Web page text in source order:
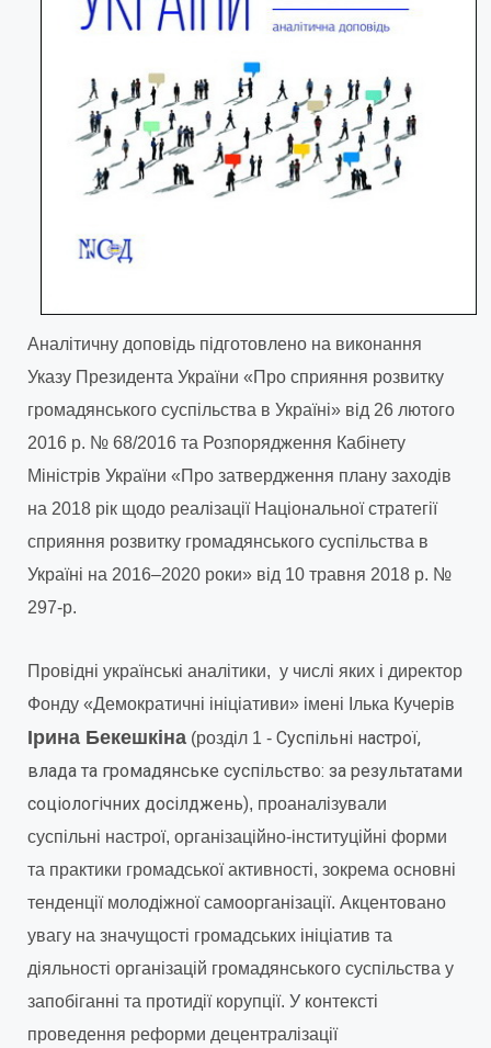
Аналітичну доповідь підготовлено на виконання
Указу Президента України «Про сприяння розвитку
громадянського суспільства в Україні» від 26 лютого
2016 р. № 68/2016 та Розпорядження Кабінету
Міністрів України «Про затвердження плану заходів
на 2018 рік щодо реалізації Національної стратегії
сприяння розвитку громадянського суспільства в
Україні на 2016–2020 роки» від 10 травня 2018 р. №
297-р.
Провідні українські аналітики, у числі яких і директор
Фонду «Демократичні ініціативи» імені Ілька Кучерів
Ірина Бекешкіна (розділ 1 - Суспільні настрої,
влада та громадянське суспільство: за результатами
соціологічних досілджень), проаналізували
суспільні настрої, організаційно-інституційні форми
та практики громадської активності, зокрема основні
тенденції молодіжної самоорганізації. Акцентовано
увагу на значущості громадських ініціатив та
діяльності організацій громадянського суспільства у
запобіганні та протидії корупції. У контексті
проведення реформи децентралізації